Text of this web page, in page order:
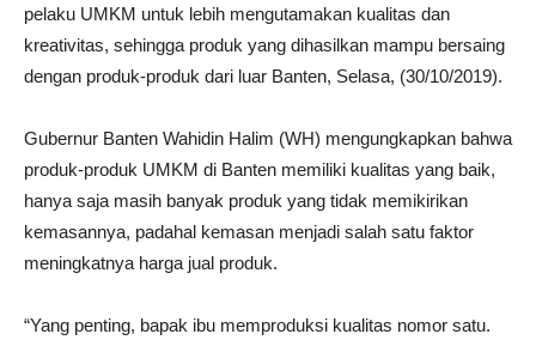
pelaku UMKM untuk lebih mengutamakan kualitas dan
kreativitas, sehingga produk yang dihasilkan mampu bersaing
dengan produk-produk dari luar Banten, Selasa, (30/10/2019).
Gubernur Banten Wahidin Halim (WH) mengungkapkan bahwa
produk-produk UMKM di Banten memiliki kualitas yang baik,
hanya saja masih banyak produk yang tidak memikirikan
kemasannya, padahal kemasan menjadi salah satu faktor
meningkatnya harga jual produk.
“Yang penting, bapak ibu memproduksi kualitas nomor satu.